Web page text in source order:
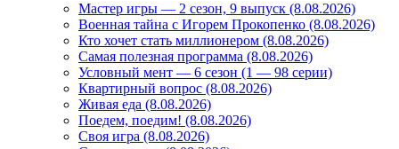
Мастер игры — 2 сезон, 9 выпуск (8.08.2026)
Военная тайна с Игорем Прокопенко (8.08.2026)
Кто хочет стать миллионером (8.08.2026)
Самая полезная программа (8.08.2026)
Условный мент — 6 сезон (1 — 98 серии)
Квартирный вопрос (8.08.2026)
Живая еда (8.08.2026)
Поедем, поедим! (8.08.2026)
Своя игра (8.08.2026)